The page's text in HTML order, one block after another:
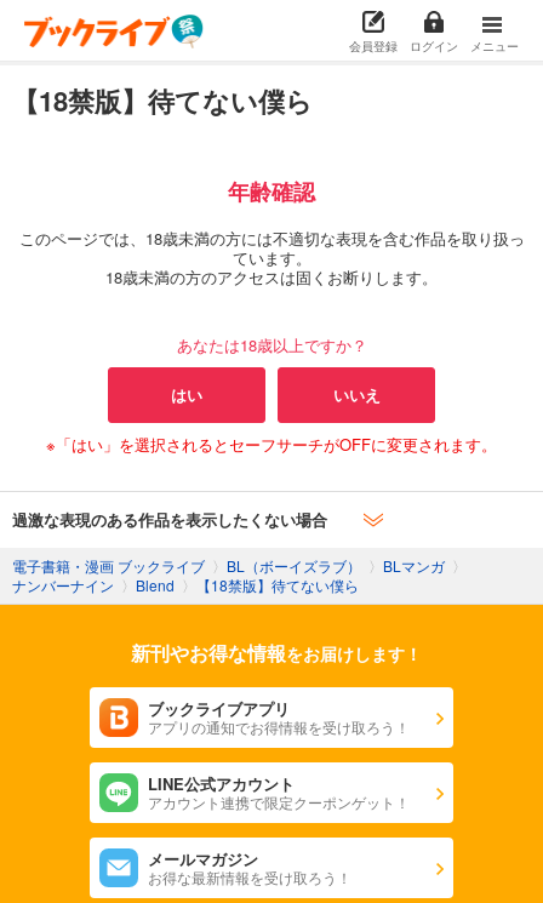
会員登録 ログイン メニュー
【18禁版】待てない僕ら
年齢確認
このページでは、18歳未満の方には不適切な表現を含む作品を取り扱っ
ています。
18歳未満の方のアクセスは固くお断りします。
あなたは18歳以上ですか？
はい いいえ
※「はい」を選択されるとセーフサーチがOFFに変更されます。
過激な表現のある作品を表示したくない場合
電子書籍・漫画 ブックライブ 〉 BL（ボーイズラブ） 〉 BLマンガ 〉
ナンバーナイン 〉 Blend 〉 【18禁版】待てない僕ら
新刊やお得な情報をお届けします！
ブックライブアプリ
アプリの通知でお得情報を受け取ろう！
LINE公式アカウント
アカウント連携で限定クーポンゲット！
メールマガジン
お得な最新情報を受け取ろう！